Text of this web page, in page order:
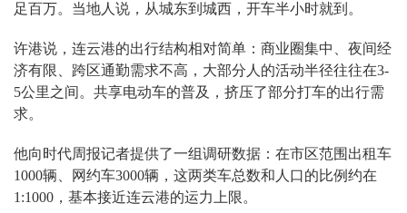
足百万。当地人说，从城东到城西，开车半小时就到。
许港说，连云港的出行结构相对简单：商业圈集中、夜间经
济有限、跨区通勤需求不高，大部分人的活动半径往往在3-
5公里之间。共享电动车的普及，挤压了部分打车的出行需
求。
他向时代周报记者提供了一组调研数据：在市区范围出租车
1000辆、网约车3000辆，这两类车总数和人口的比例约在
1:1000，基本接近连云港的运力上限。